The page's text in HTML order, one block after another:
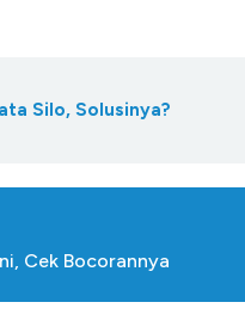
Silo, Solusinya?
Cek Bocorannya